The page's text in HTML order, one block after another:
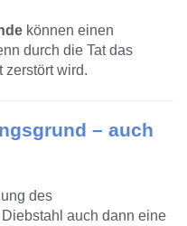
können einen
durch die Tat das
zerstört wird.
– auch
des
auch dann eine